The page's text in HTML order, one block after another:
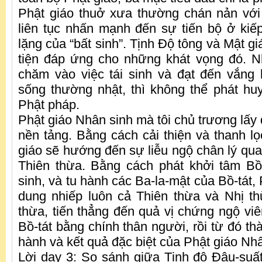
Phật giáo thuở xưa thường chán nản
liên tục nhấn mạnh đến sự tiến bộ ở
lặng của “bất sinh”. Tịnh Độ tông và Mật
tiện đáp ứng cho những khát vọng đó.
chăm vào việc tái sinh và đạt đến
sống thường nhật, thì không thể phát
Phật pháp.
Phật giáo Nhân sinh mà tôi chủ trương lấy
nền tảng. Bằng cách cải thiện và thanh
giáo sẽ hướng đến sự liễu ngộ chân lý
Thiên thừa. Bằng cách phát khởi tâm
sinh, và tu hành các Ba-la-mật của Bồ-tát,
dung nhiếp luôn cả Thiên thừa và Nhị
thừa, tiến thẳng đến quả vị chứng ngộ
Bồ-tát bằng chính thân người, rồi từ đó
hành và kết quả đặc biệt của Phật giáo
Lời dạy 3: So sánh giữa Tịnh độ Đâu-